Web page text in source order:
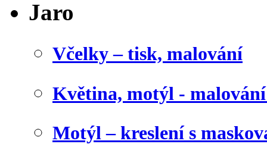
Jaro
Včelky – tisk, malování
Květina, motýl -
Motýl – kreslení s